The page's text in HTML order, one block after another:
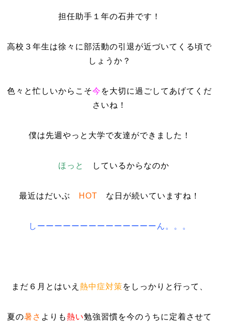
担任助手１年の石井です！
高校３年生は徐々に部活動の引退が近づいてくる頃で
しょうか？
色々と忙しいからこそ今 を大切に過ごしてあげてくだ
さいね！
僕は先週やっと大学で友達ができました！
ほっと しているからなのか
最近はだいぶ HOT な日が続いていますね！
しーーーーーーーーーーーーーーん。。。
まだ６月とはいえ 熱中症対策をしっかりと行って、
夏の暑さ よりも熱い勉強習慣を今のうちに定着させて